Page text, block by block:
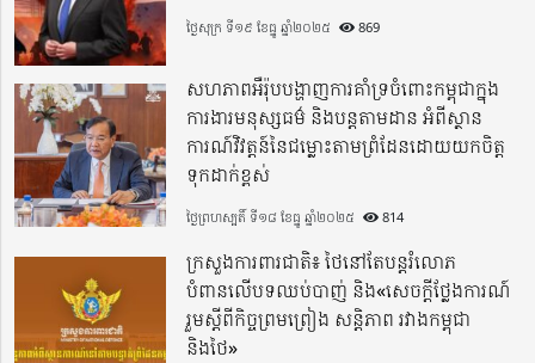
ថ្ងៃសុក្រ ទី១៩ ខែធ្នូ ឆ្នាំ២០២៥ 869
សហភាពអឺរ៉ុបបង្ហាញការគាំទ្រចំពោះកម្ពុជាក្នុង
ការងារមនុស្សធម៌ និងបន្តតាមដាន អំពីស្ថាន
ការណ៍វិវត្តន៍នៃជម្លោះតាមព្រំដែនដោយយកចិត្ត
ទុកដាក់ខ្ពស់
ថ្ងៃព្រហស្បតិ៍ ទី១៨ ខែធ្នូ ឆ្នាំ២០២៥ 814
ក្រសួងការពារជាតិ៖ ថៃនៅតែបន្តរំលោភ
បំពានលើបទឈប់បាញ់ និង«សេចក្តីថ្លែងការណ៍
រួមស្តីពីកិច្ចព្រមព្រៀង សន្តិភាព រវាងកម្ពុជា
និងថៃ»